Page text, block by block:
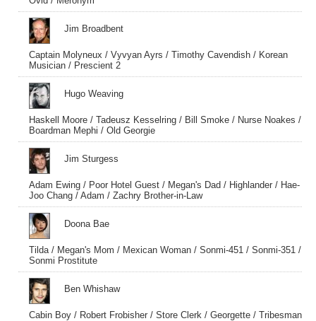
Jim Broadbent
Captain Molyneux / Vyvyan Ayrs / Timothy Cavendish / Korean
Musician / Prescient 2
Hugo Weaving
Haskell Moore / Tadeusz Kesselring / Bill Smoke / Nurse Noakes /
Boardman Mephi / Old Georgie
Jim Sturgess
Adam Ewing / Poor Hotel Guest / Megan's Dad / Highlander / Hae-
Joo Chang / Adam / Zachry Brother-in-Law
Doona Bae
Tilda / Megan's Mom / Mexican Woman / Sonmi-451 / Sonmi-351 /
Sonmi Prostitute
Ben Whishaw
Cabin Boy / Robert Frobisher / Store Clerk / Georgette / Tribesman